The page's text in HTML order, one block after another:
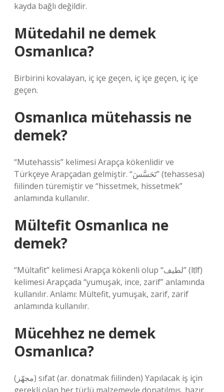
kayda bağlı değildir.
Mütedahil ne demek
Osmanlıca?
Birbirini kovalayan, iç içe geçen, iç içe geçen, iç içe
geçen.
Osmanlıca mütehassis ne
demek?
“Mutehassis” kelimesi Arapça kökenlidir ve
Türkçeye Arapçadan gelmiştir. “تَحَسَّسَ” (tehassesa)
fiilinden türemiştir ve “hissetmek, hissetmek”
anlamında kullanılır.
Mültefit Osmanlıca ne
demek?
“Mültafit” kelimesi Arapça kökenli olup “لطيف” (lṭīf)
kelimesi Arapçada “yumuşak, ince, zarif” anlamında
kullanılır. Anlamı: Mültefit, yumuşak, zarif, zarif
anlamında kullanılır.
Mücehhez ne demek
Osmanlıca?
(ﻣﺠﻬّﺰ) sıfat (ar. donatmak fiilinden) Yapılacak iş için